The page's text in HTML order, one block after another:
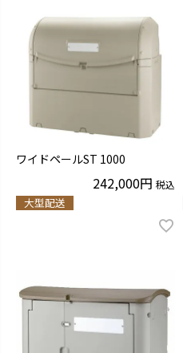
ワイドペールST 1000
242,000 税込
大型配送